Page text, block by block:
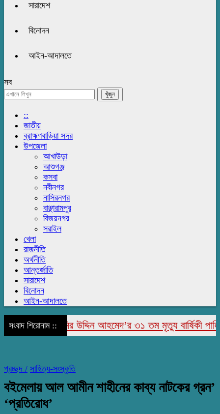
সারাদেশ
বিনোদন
আইন-আদালতে
সব
::
জাতীয়
ব্রাহ্মণবাড়িয়া সদর
উপজেলা
আখাউড়া
আশুগঞ্জ
কসবা
নবীনগর
নাসিরনগর
বাঞ্ছারামপুর
বিজয়নগর
সরাইল
খেলা
রাজনীতি
অর্থনীতি
আন্তর্জাতি
সারাদেশ
বিনোদন
আইন-আদালতে
সংবাদ শিরোনাম ::
মরহুম জামির উদ্দিন আহমেদ’র ৩১ তম মৃত্যু বার্ষিকী পালিত
প্রচ্ছদ / সাহিত্য-সংস্কৃতি
বইমেলায় আল আমীন শাহীনের কাব্য নাটকের গ্রন’
‘প্রতিরোধ’